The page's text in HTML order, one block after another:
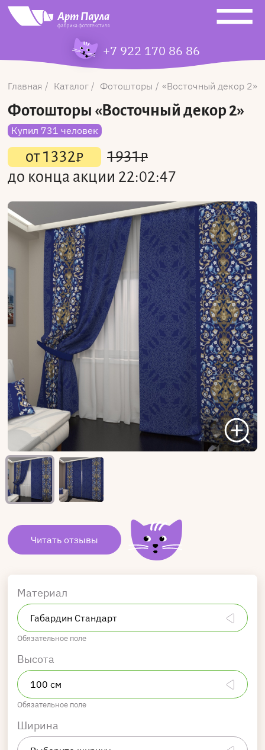
+7 922 170 86 86
Главная Каталог Фотошторы Восточный декор 2
Фотошторы «Восточный декор 2»
Купил 731 человек
от1332₽ 1931₽
до конца акции 22:02:47
Читать отзывы
Материал
Обязательное поле
Высота
Обязательное поле
Ширина